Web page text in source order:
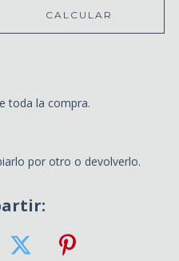
CALCULAR
toda la compra.
por otro o devolverlo.